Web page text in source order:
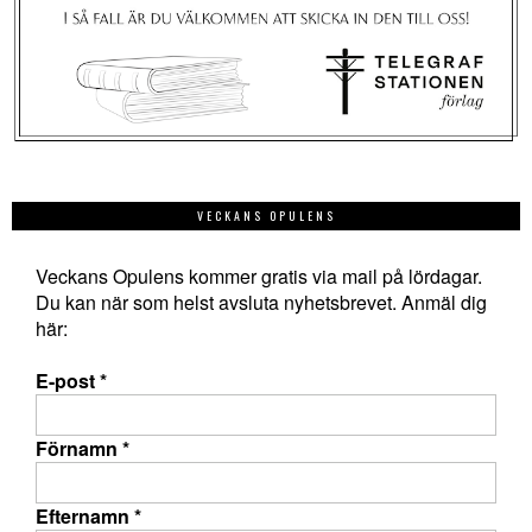
VECKANS OPULENS
Veckans Opulens kommer gratis via mail på lördagar.
Du kan när som helst avsluta nyhetsbrevet. Anmäl dig
här:
E-post*
Förnamn *
Efternamn *